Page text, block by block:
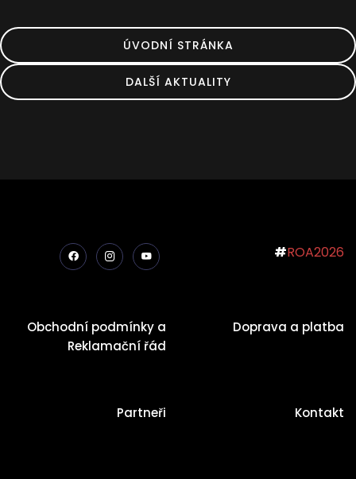
ÚVODNÍ STRÁNKA
DALŠÍ AKTUALITY
#ROA2026
Obchodní podmínky a
Reklamační řád
Doprava a platba
Partneři Kontakt